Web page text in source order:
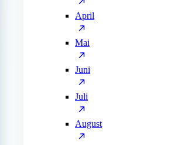
April
Mai
Juni
Juli
August